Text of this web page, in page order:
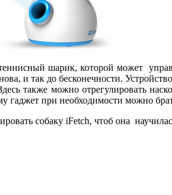
шарик, которой может
и так до бесконечности.
также можно отрегулировать
гаджет при необходимости можно
собаку iFetch, чтоб она